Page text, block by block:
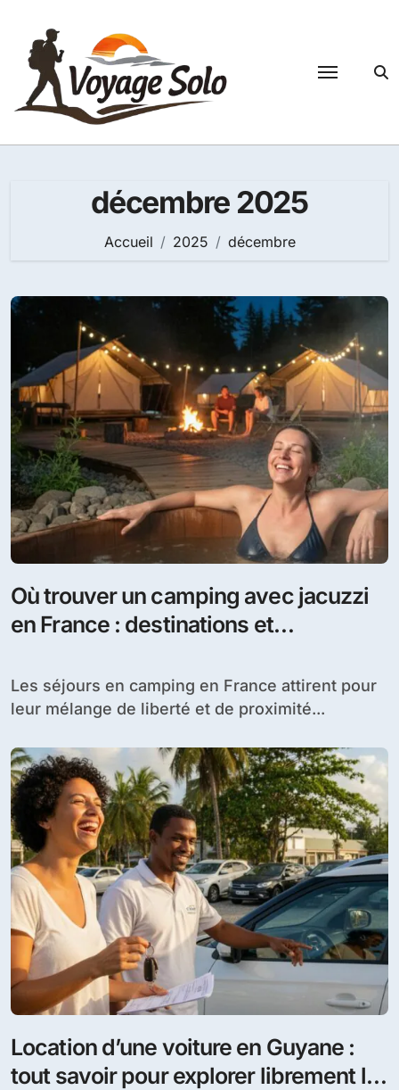
contenu
décembre 2025
Accueil 2025 décembre
Où trouver un camping avec jacuzzi
en France : destinations et
Les séjours en camping en France attirent pour
leur mélange de liberté et de proximité...
Location d’une voiture en Guyane :
tout savoir pour explorer librement le